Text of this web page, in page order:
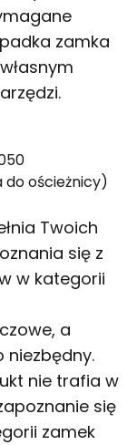
zamka
ościeżnicy)
Twoich
się z
w kategorii
a
niezbędny.
nie trafia w
się
zamek